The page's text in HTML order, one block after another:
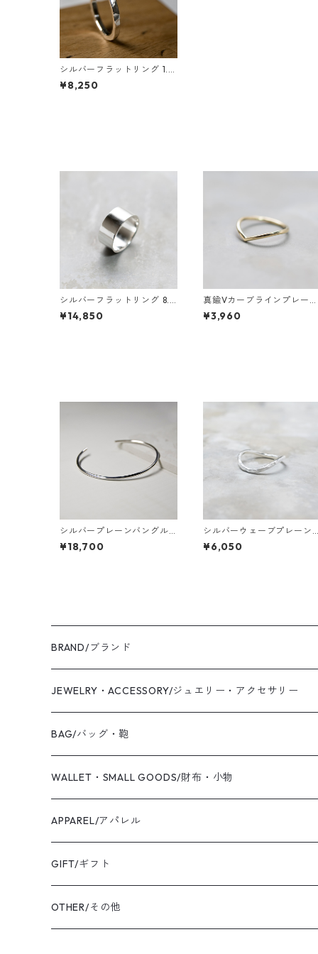
シルバーフラットリング 1.8
mm幅 つや消し槌目 3号～2
7号｜WKS FLAT RING 1.8 sv
¥8,250
シルバーフラットリング 8.0
mm幅 鏡面｜FA-1186
¥14,850
真鍮Vカーブラインプレーン
リング 1.5mm幅 鏡面｜FA-1
184
¥3,960
シルバープレーンバングル
2.0mm幅 鏡面｜WKS PLAN
E BANGLE 2.0 sv mirror｜
¥18,700
シルバーウェーブプレーン
リング 1.8mm幅 つや消し槌
目 3号～27号｜WKH WAVE
¥6,050
BRAND/ブランド
WAS KNOT WAS
2019 S/S
Coaling Cards Publisher
JEWELRY・ACCESSORY/ジュエリー・アクセサリー
RING/リング・指輪
PIERCED EARRINGS/ピアス
EAR CUFF/イヤーカフ
BANGLE・BRACELET/バングル・ブレスレット
K18YG/K18イエローゴールド
BAG/バッグ・鞄
CANVAS/帆布
LEATHER/皮革
トートバッグ
ショルダーバッグ
WALLET・SMALL GOODS/財布・小物
APPAREL/アパレル
TOPS/トップス
SHIRT・BLOUSE/シャツ・ブラウス
OUTER/アウター
GIFT/ギフト
OTHER/その他